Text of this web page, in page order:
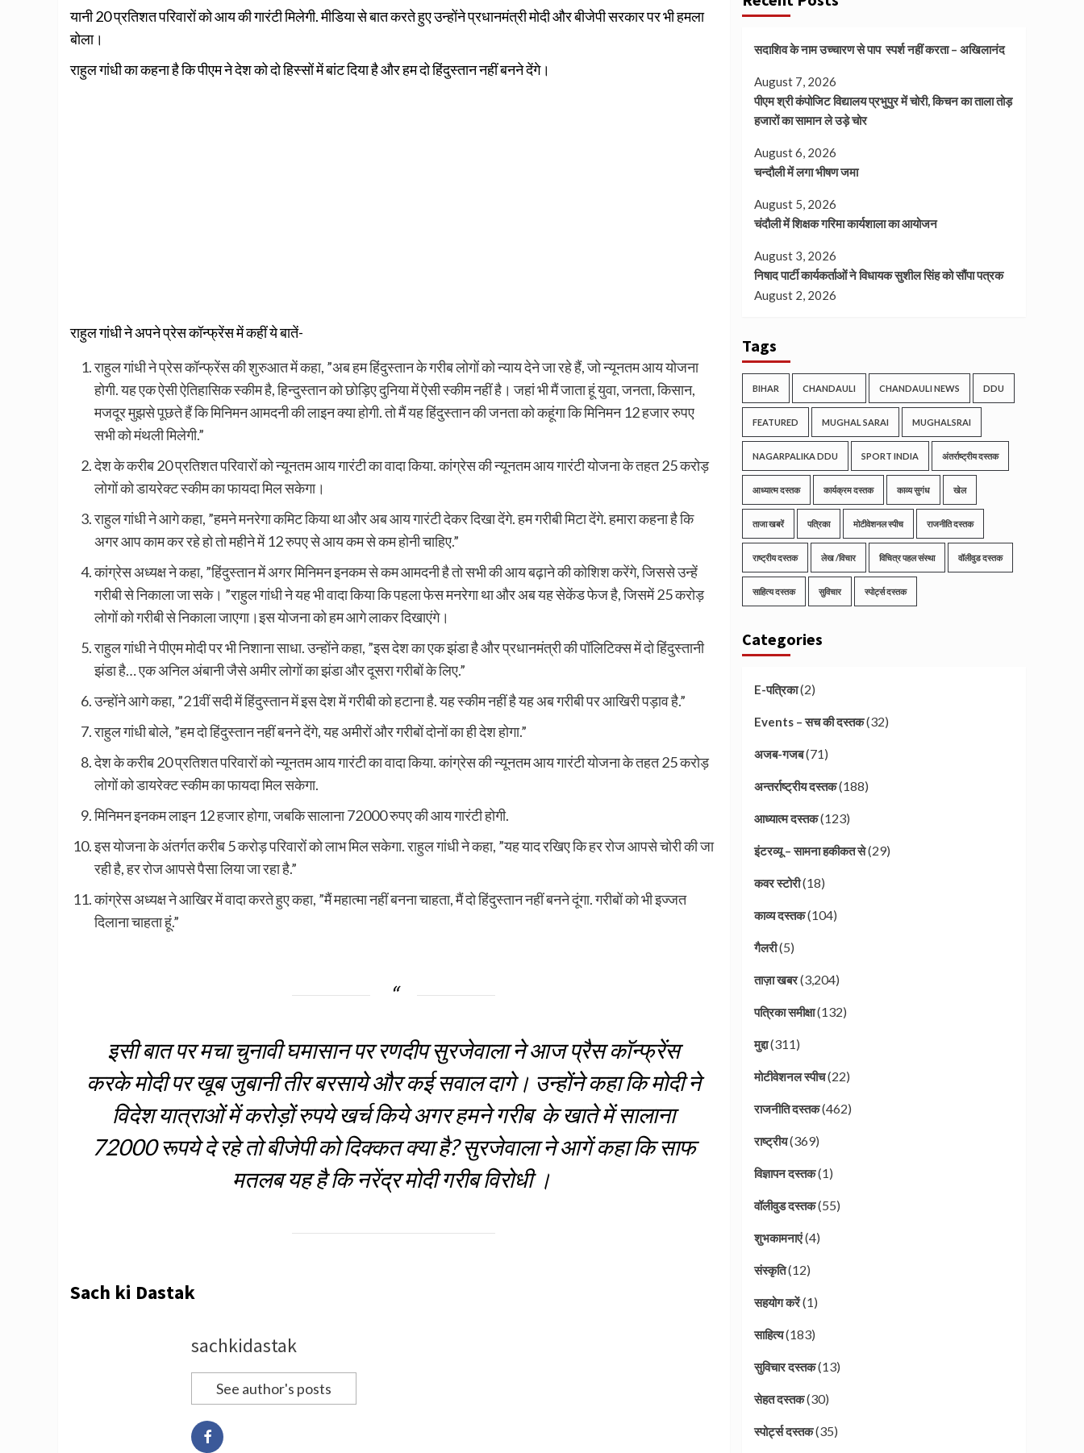
यानी 20 प्रतिशत परिवारों को आय की गारंटी मिलेगी. मीडिया से बात करते हुए उन्होंने प्रधानमंत्री मोदी और बीजेपी सरकार पर भी हमला
बोला।
राहुल गांधी का कहना है कि पीएम ने देश को दो हिस्सों में बांट दिया है और हम दो हिंदुस्तान नहीं बनने देंगे।
राहुल गांधी ने अपने प्रेस कॉन्फ्रेंस में कहीं ये बातें-
राहुल गांधी ने प्रेस कॉन्फ्रेंस की शुरुआत में कहा, ”अब हम हिंदुस्तान के गरीब लोगों को न्याय देने जा रहे हैं, जो न्यूनतम आय योजना
होगी. यह एक ऐसी ऐतिहासिक स्कीम है, हिन्दुस्तान को छोड़िए दुनिया में ऐसी स्कीम नहीं है। जहां भी मैं जाता हूं युवा, जनता, किसान,
मजदूर मुझसे पूछते हैं कि मिनिमन आमदनी की लाइन क्या होगी. तो मैं यह हिंदुस्तान की जनता को कहूंगा कि मिनिमन 12 हजार रुपए
सभी को मंथली मिलेगी.”
देश के करीब 20 प्रतिशत परिवारों को न्यूनतम आय गारंटी का वादा किया. कांग्रेस की न्यूनतम आय गारंटी योजना के तहत 25 करोड़
लोगों को डायरेक्ट स्कीम का फायदा मिल सकेगा।
राहुल गांधी ने आगे कहा, ”हमने मनरेगा कमिट किया था और अब आय गारंटी देकर दिखा देंगे. हम गरीबी मिटा देंगे. हमारा कहना है कि
अगर आप काम कर रहे हो तो महीने में 12 रुपए से आय कम से कम होनी चाहिए.”
कांग्रेस अध्यक्ष ने कहा, ”हिंदुस्तान में अगर मिनिमन इनकम से कम आमदनी है तो सभी की आय बढ़ाने की कोशिश करेंगे, जिससे उन्हें
गरीबी से निकाला जा सके। ”राहुल गांधी ने यह भी वादा किया कि पहला फेस मनरेगा था और अब यह सेकेंड फेज है, जिसमें 25 करोड़
लोगों को गरीबी से निकाला जाएगा।इस योजना को हम आगे लाकर दिखाएंगे।
राहुल गांधी ने पीएम मोदी पर भी निशाना साधा. उन्होंने कहा, ”इस देश का एक झंडा है और प्रधानमंत्री की पॉलिटिक्स में दो हिंदुस्तानी
झंडा है… एक अनिल अंबानी जैसे अमीर लोगों का झंडा और दूसरा गरीबों के लिए.”
उन्होंने आगे कहा, ”21वीं सदी में हिंदुस्तान में इस देश में गरीबी को हटाना है. यह स्कीम नहीं है यह अब गरीबी पर आखिरी पड़ाव है.”
राहुल गांधी बोले, ”हम दो हिंदुस्तान नहीं बनने देंगे, यह अमीरों और गरीबों दोनों का ही देश होगा.”
देश के करीब 20 प्रतिशत परिवारों को न्यूनतम आय गारंटी का वादा किया. कांग्रेस की न्यूनतम आय गारंटी योजना के तहत 25 करोड़
लोगों को डायरेक्ट स्कीम का फायदा मिल सकेगा.
मिनिमन इनकम लाइन 12 हजार होगा, जबकि सालाना 72000 रुपए की आय गारंटी होगी.
इस योजना के अंतर्गत करीब 5 करोड़ परिवारों को लाभ मिल सकेगा. राहुल गांधी ने कहा, ”यह याद रखिए कि हर रोज आपसे चोरी की जा
रही है, हर रोज आपसे पैसा लिया जा रहा है.”
कांग्रेस अध्यक्ष ने आखिर में वादा करते हुए कहा, ”मैं महात्मा नहीं बनना चाहता, मैं दो हिंदुस्तान नहीं बनने दूंगा. गरीबों को भी इज्जत
दिलाना चाहता हूं.”
इसी बात पर मचा चुनावी घमासान पर रणदीप सुरजेवाला ने आज प्रैस कॉन्फ्रेंस
करके मोदी पर खूब जुबानी तीर बरसाये और कई सवाल दागे। उन्होंने कहा कि मोदी ने
विदेश यात्राओं में करोड़ों रुपये खर्च किये अगर हमने गरीब के खाते में सालाना
72000 रूपये दे रहे तो बीजेपी को दिक्कत क्या है? सुरजेवाला ने आगें कहा कि साफ
मतलब यह है कि नरेंद्र मोदी गरीब विरोधी ।
Sach ki Dastak
sachkidastak
See author's posts
सदाशिव के नाम उच्चारण से पाप स्पर्श नहीं करता – अखिलानंद
August 7, 2026
पीएम श्री कंपोजिट विद्यालय प्रभुपुर में चोरी, किचन का ताला तोड़
हजारों का सामान ले उड़े चोर
August 6, 2026
चन्दौली में लगा भीषण जमा
August 5, 2026
चंदौली में शिक्षक गरिमा कार्यशाला का आयोजन
August 3, 2026
निषाद पार्टी कार्यकर्ताओं ने विधायक सुशील सिंह को सौंपा पत्रक
August 2, 2026
Tags
BIHAR CHANDAULI CHANDAULI NEWS DDU
FEATURED MUGHAL SARAI MUGHALSRAI
NAGARPALIKA DDU SPORT INDIA अंतर्राष्ट्रीय दस्तक
आध्यात्म दस्तक कार्यक्रम दस्तक काव्य सुगंध खेल
ताजा खबरें पत्रिका मोटीवेशनल स्पीच राजनीति दस्तक
राष्ट्रीय दस्तक लेख /विचार विचित्र पहल संस्था वॉलीवुड दस्तक
साहित्य दस्तक सुविचार स्पोर्ट्स दस्तक
Categories
E-पत्रिका(2)
Events – सच की दस्तक(32)
अजब-गजब(71)
अन्तर्राष्ट्रीय दस्तक(188)
आध्यात्म दस्तक(123)
इंटरव्यू – सामना हकीकत से(29)
कवर स्टोरी(18)
काव्य दस्तक(104)
गैलरी(5)
ताज़ा खबर(3,204)
पत्रिका समीक्षा(132)
मुद्दा(311)
मोटीवेशनल स्पीच(22)
राजनीति दस्तक(462)
राष्ट्रीय(369)
विज्ञापन दस्तक(1)
वॉलीवुड दस्तक(55)
शुभकामनाएं(4)
संस्कृति(12)
सहयोग करें(1)
साहित्य(183)
सुविचार दस्तक(13)
सेहत दस्तक(30)
स्पोर्ट्स दस्तक(35)